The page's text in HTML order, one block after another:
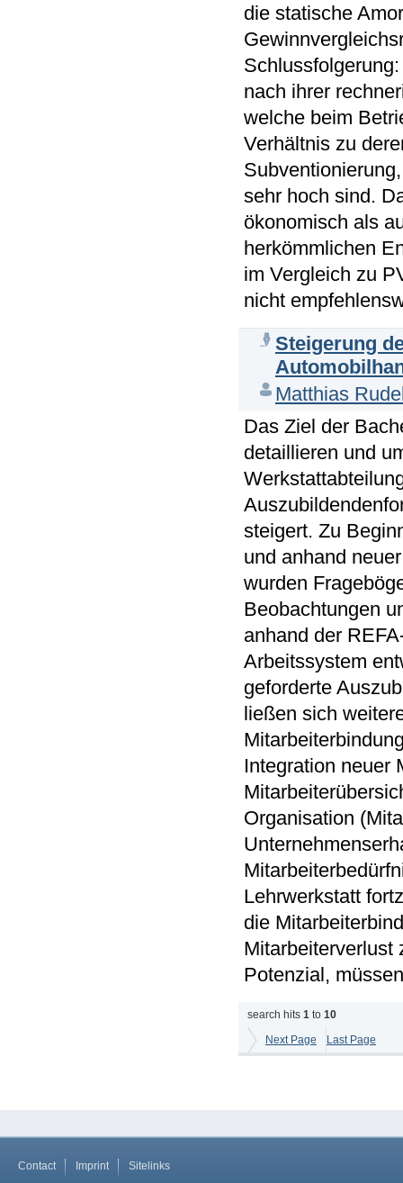
die statische
nach ihrer
welche beim
Verhältnis zu
sehr hoch sind.
ökonomisch als
herkömmlichen
im Vergleich zu
nicht
Steigerung
Matthias
Das Ziel der
detaillieren und
steigert. Zu
und anhand
wurden
Beobachtungen
anhand der
Arbeitssystem
geforderte
ließen sich
Integration neuer
Organisation
Lehrwerkstatt
die
Mitarbeiterverlust
Potenzial,
search hits 1 to 10
Next Page
Last Page
Contact Imprint Sitelinks